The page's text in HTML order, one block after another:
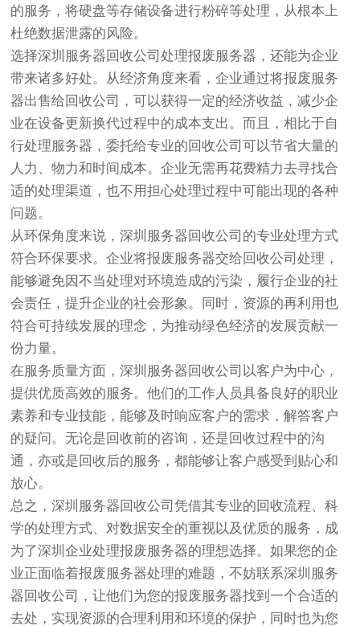
的服务，将硬盘等存储设备进行粉碎等处理，从根本上
杜绝数据泄露的风险。
选择深圳服务器回收公司处理报废服务器，还能为企业
带来诸多好处。从经济角度来看，企业通过将报废服务
器出售给回收公司，可以获得一定的经济收益，减少企
业在设备更新换代过程中的成本支出。而且，相比于自
行处理服务器，委托给专业的回收公司可以节省大量的
人力、物力和时间成本。企业无需再花费精力去寻找合
适的处理渠道，也不用担心处理过程中可能出现的各种
问题。
从环保角度来说，深圳服务器回收公司的专业处理方式
符合环保要求。企业将报废服务器交给回收公司处理，
能够避免因不当处理对环境造成的污染，履行企业的社
会责任，提升企业的社会形象。同时，资源的再利用也
符合可持续发展的理念，为推动绿色经济的发展贡献一
份力量。
在服务质量方面，深圳服务器回收公司以客户为中心，
提供优质高效的服务。他们的工作人员具备良好的职业
素养和专业技能，能够及时响应客户的需求，解答客户
的疑问。无论是回收前的咨询，还是回收过程中的沟
通，亦或是回收后的服务，都能够让客户感受到贴心和
放心。
总之，深圳服务器回收公司凭借其专业的回收流程、科
学的处理方式、对数据安全的重视以及优质的服务，成
为了深圳企业处理报废服务器的理想选择。如果您的企
业正面临着报废服务器处理的难题，不妨联系深圳服务
器回收公司，让他们为您的报废服务器找到一个合适的
去处，实现资源的合理利用和环境的保护，同时也为您